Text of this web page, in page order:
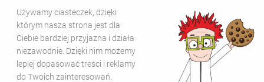
Używamy ciasteczek, dzięki
którym nasza strona jest dla
Ciebie bardziej przyjazna i działa
niezawodnie. Dzięki nim możemy
lepiej dopasować treści i reklamy
do Twoich zainteresowań.
darmo! Udostępnianie naszych
materiałów w celach
edukacyjnych jest bezpłatne.
Wystarczy, że zamieścisz na
swojej stronie lub kanale